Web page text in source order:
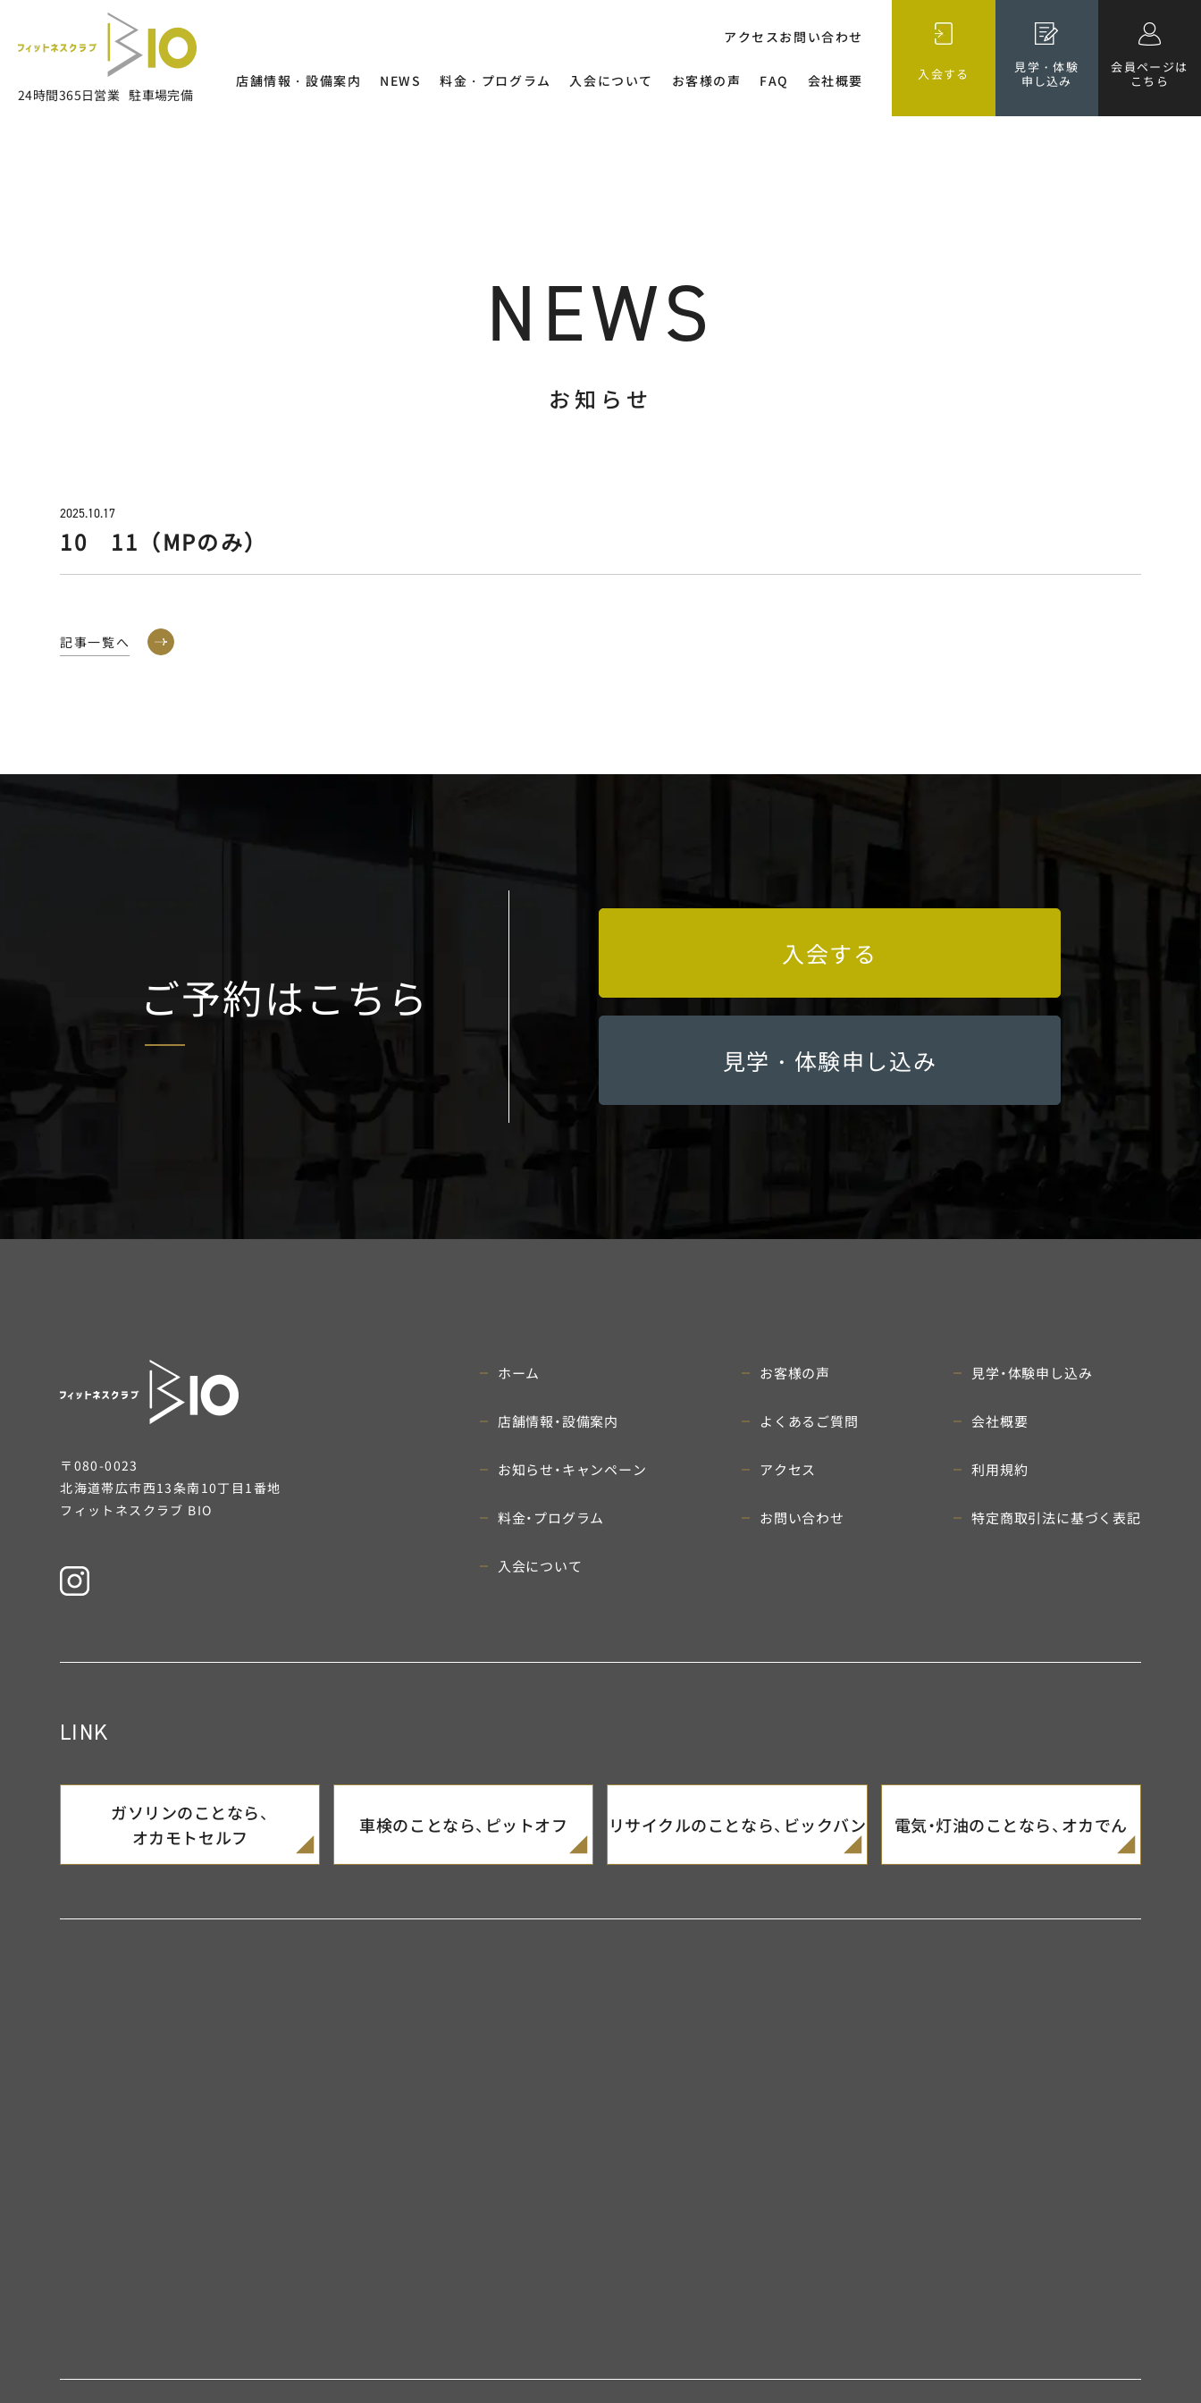
24時間365日営業 駐車場完備
アクセスお問い合わせ
店舗情報・設備案内 NEWS 料金・プログラム 入会について お客様の声 FAQ 会社概要 入会する
見学・体験
申し込み
会員ページは
こちら
NEWS
お知らせ
2025.10.17
10 11（MPのみ）
記事一覧へ
ご予約はこちら
入会する
見学・体験申し込み
〒080-0023
北海道帯広市西13条南10丁目1番地
フィットネスクラブ BIO
ホーム
店舗情報・設備案内
お知らせ・キャンペーン
料金・プログラム
入会について
お客様の声
よくあるご質問
アクセス
お問い合わせ
見学・体験申し込み
会社概要
利用規約
特定商取引法に基づく表記
LINK
ガソリンのことなら、
オカモトセルフ
車検のことなら、 ピットオフ リサイクルのことなら、 ビックバン 電気・灯油のことなら、 オカでん